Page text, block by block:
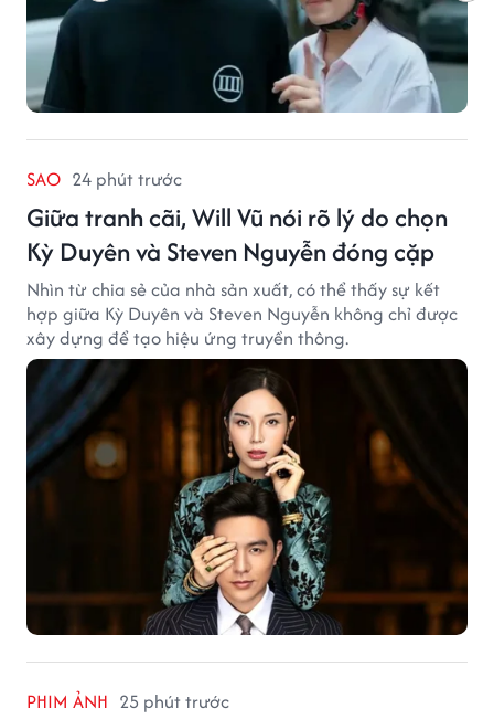
SAO 24 phút trước
Giữa tranh cãi, Will Vũ nói rõ lý do chọn
Kỳ Duyên và Steven Nguyễn đóng cặp
Nhìn từ chia sẻ của nhà sản xuất, có thể thấy sự kết
hợp giữa Kỳ Duyên và Steven Nguyễn không chỉ được
xây dựng để tạo hiệu ứng truyền thông.
PHIM ẢNH 25 phút trước